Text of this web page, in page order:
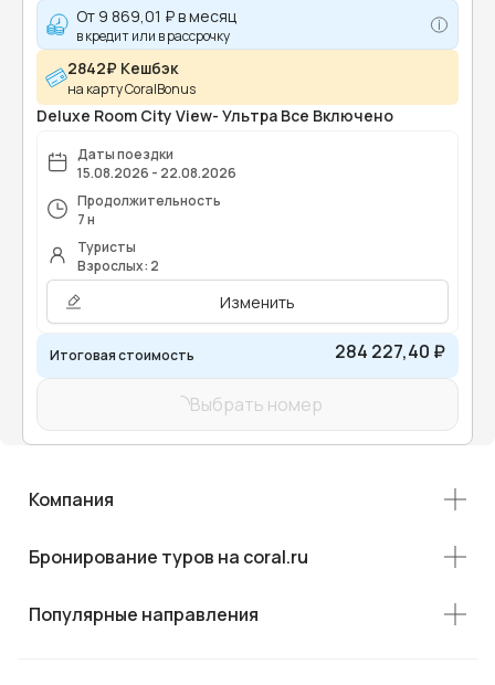
От 9 869,01 ₽в месяц
в кредит или в рассрочку
2842₽ Кешбэк
на карту CoralBonus
Deluxe Room City View- Ультра Все Включено
Даты поездки
15.08.2026 - 22.08.2026
Продолжительность
7 н
Туристы
Взрослых: 2
Изменить
Итоговая стоимость 284 227,40 ₽
Выбрать номер
Компания
Бронирование туров на coral.ru
Популярные направления